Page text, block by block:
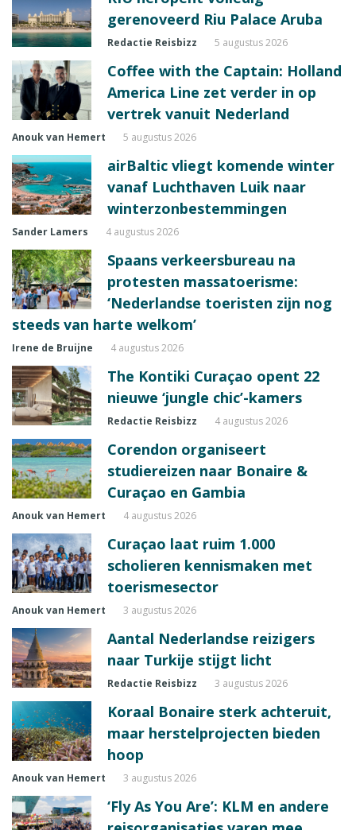
gerenoveerd Riu Palace Aruba
Redactie Reisbizz 5 augustus 2026
Coffee with the Captain: Holland
America Line zet verder in op
vertrek vanuit Nederland
Anouk van Hemert 5 augustus 2026
airBaltic vliegt komende winter
vanaf Luchthaven Luik naar
winterzonbestemmingen
Sander Lamers 4 augustus 2026
Spaans verkeersbureau na
protesten massatoerisme:
‘Nederlandse toeristen zijn nog
steeds van harte welkom’
Irene de Bruijne 4 augustus 2026
The Kontiki Curaçao opent 22
nieuwe ‘jungle chic’-kamers
Redactie Reisbizz 4 augustus 2026
Corendon organiseert
studiereizen naar Bonaire &
Curaçao en Gambia
Anouk van Hemert 4 augustus 2026
Curaçao laat ruim 1.000
scholieren kennismaken met
toerismesector
Anouk van Hemert 3 augustus 2026
Aantal Nederlandse reizigers
naar Turkije stijgt licht
Redactie Reisbizz 3 augustus 2026
Koraal Bonaire sterk achteruit,
maar herstelprojecten bieden
hoop
Anouk van Hemert 3 augustus 2026
‘Fly As You Are’: KLM en andere